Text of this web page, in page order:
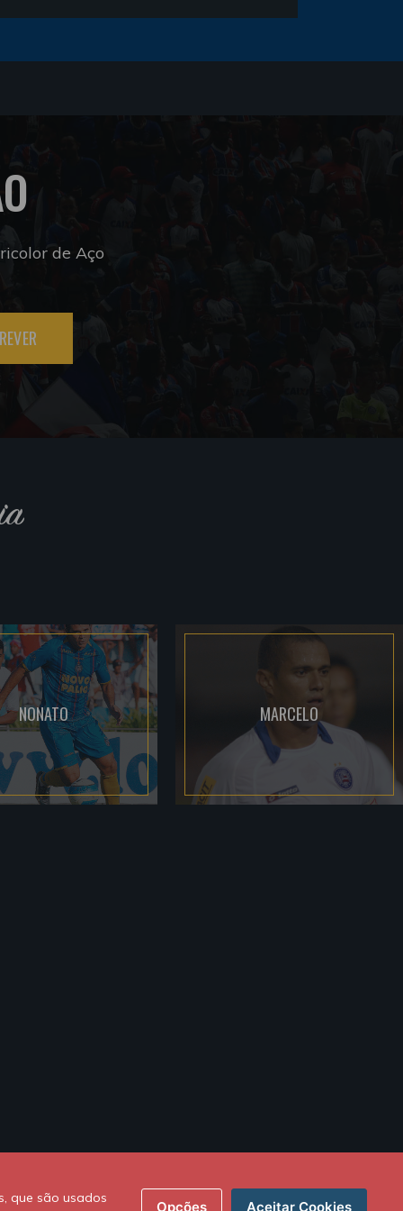
de Aço
NONATO MARCELO
que são usados
Opções Aceitar Cookies